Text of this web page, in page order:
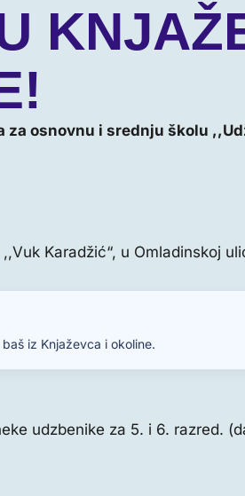
osnovnu i srednju školu
Karadžić“, u Omladinskoj
iz Knjaževca i okoline.
udzbenike za 5. i 6. razred.